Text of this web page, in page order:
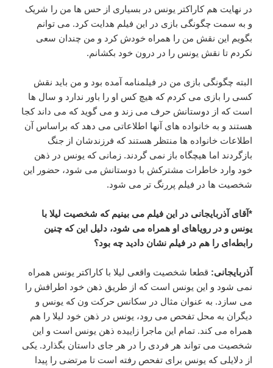
در نهایت هم کاراکتر یونس در بسیاری از حس ها من را شریک
و به سمت چگونگی بازی در این فیلم هدایت کرد. می توانم
بگویم این نقش من را همراه خودش کرد و من چندان سعی
نکردم تا نقش یونس را در درون خود بکشانم.
البته چگونگی بازی من در فیلمنامه آمده بود و من باید نقش
کسی را بازی می کردم که هیچ کس او را باور ندارد و سال ها
است که از دوستانش حرف می زند و می گوید که می داند کجا
هستند و به خانواده های آنها اطلاعاتی می دهد که براساس آن
اطلاعات خانواده ها منتظر هستند که فرزندشان از جنگ
بازگردند اما هیچگاه باز نمی گردند. زمانی که یونس در ذهن
خود وارد خاطرات مشترکش با دوستانش می شود، حضور این
شخصیت ها در فیلم پررنگ تر می شود.
*آقای آذربایجانی در این فیلم می بینیم که شخصیت لیلا با
یونس و در رویاهای او همراه می شود، دلیل این که چنین
رابطه‌ای را هم در فیلم نشان دادید چه بود؟
آذربایجانی: قطعا شخصیت واقعی لیلا با کاراکتر یونس همراه
نمی شود و این یونس است که از طریق ذهن خود اطرافش را
می سازد. به عنوان مثال در سکانس حرکت ون که یونس و
دیگران به محل تفحص می رود، یونس در ذهن خود لیلا را هم
همراه می کند. تمام این ماجرا زاییده ذهن یونس است و این
شخصیت می تواند هر فردی را در هر جای داستان بگذارد. یکی
از دلایلی که یونس برای تفحص رفته است تا مرتضی را پیدا